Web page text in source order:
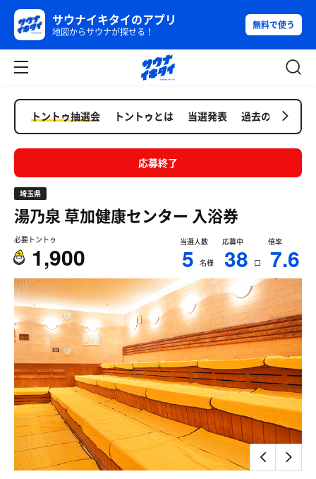
サウナイキタイのアプリ
地図からサウナが探せる！
無料で使う
トントゥ抽選会 トントゥとは 当選発表 過去の抽選会
応募終了
埼玉県
湯乃泉 草加健康センター 入浴券
必要トントゥ
1,900
当選人数
5 名様
応募中
38 口
倍率
7.6